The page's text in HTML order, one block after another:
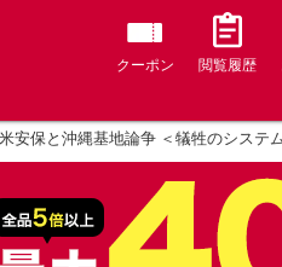
クーポン 閲覧履歴
安保と沖縄基地論争 ＜犠牲のシステ